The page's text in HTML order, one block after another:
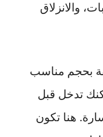
والانزلاق
بحجم مناسب
تدخل قبل
هنا تكون